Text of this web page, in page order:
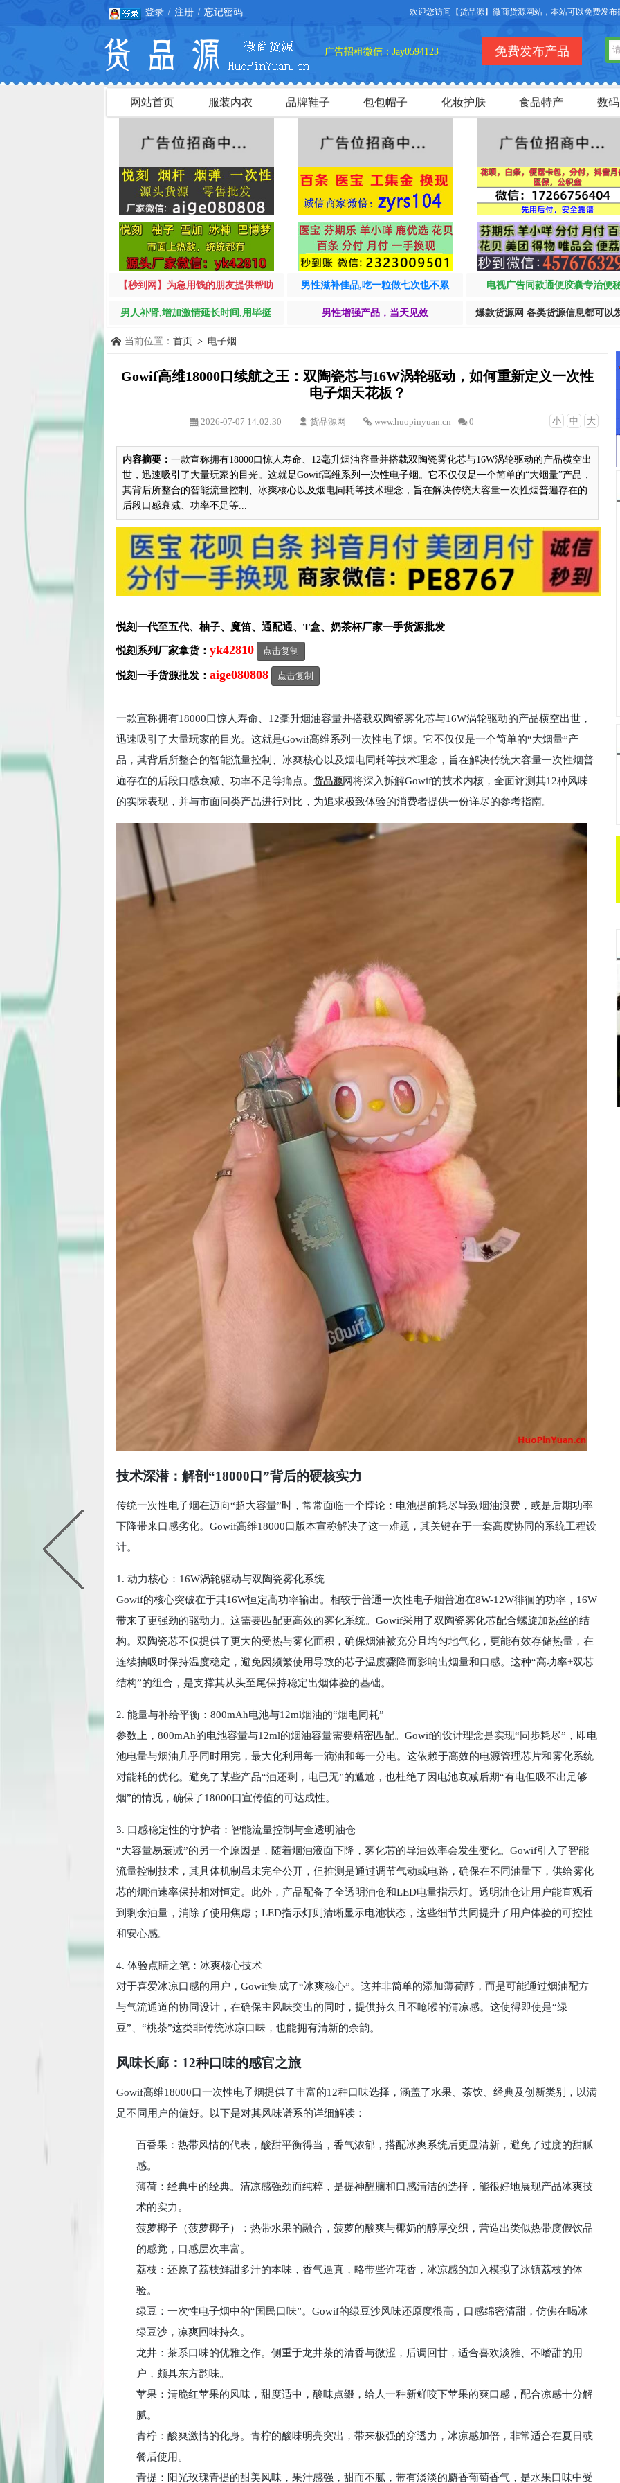
登录 / 注册 / 忘记密码 欢迎您访问【货品源】微商货源网站，本站可以免费发布微商货源
广告招租微信：Jay0594123 免费发布产品
网站首页 服装内衣 品牌鞋子 包包帽子 化妆护肤 食品特产 数
【秒到网】为急用钱的朋友提供帮助 男性滋补佳品,吃一粒做七次也不累 电视广告同款通便胶囊专治便
男人补肾,增加激情延长时间,用毕挺 男性增强产品，当天见效 爆款货源网 各类货源信息都可以
当前位置： 首页 > 电子烟
Gowif高维18000口续航之王：双陶瓷芯与16W涡轮驱动，如何重新定义一次性
电子烟天花板？
小 中 大
2026-07-07 14:02:30 货品源网 www.huopinyuan.cn 0
内容摘要： 一款宣称拥有18000口惊人寿命、12毫升烟油容量并搭载双陶瓷雾化芯与16W涡轮驱动的产品横空出
世，迅速吸引了大量玩家的目光。这就是Gowif高维系列一次性电子烟。它不仅仅是一个简单的“大烟量”产品，
其背后所整合的智能流量控制、冰爽核心以及烟电同耗等技术理念，旨在解决传统大容量一次性烟普遍存在的
后段口感衰减、功率不足等...
悦刻一代至五代、柚子、魔笛、通配通、T盒、奶茶杯厂家一手货源批发
悦刻系列厂家拿货： yk42810 点击复制
悦刻一手货源批发： aige080808 点击复制
一款宣称拥有18000口惊人寿命、12毫升烟油容量并搭载双陶瓷雾化芯与16W涡轮驱动的产品横空出世，
迅速吸引了大量玩家的目光。这就是Gowif高维系列一次性电子烟。它不仅仅是一个简单的“大烟量”产
品，其背后所整合的智能流量控制、冰爽核心以及烟电同耗等技术理念，旨在解决传统大容量一次性烟普
遍存在的后段口感衰减、功率不足等痛点。 货品源网将深入拆解Gowif的技术内核，全面评测其12种风味
的实际表现，并与市面同类产品进行对比，为追求极致体验的消费者提供一份详尽的参考指南。
技术深潜：解剖“18000口”背后的硬核实力
传统一次性电子烟在迈向“超大容量”时，常常面临一个悖论：电池提前耗尽导致烟油浪费，或是后期功率
下降带来口感劣化。Gowif高维18000口版本宣称解决了这一难题，其关键在于一套高度协同的系统工程设
计。
1. 动力核心：16W涡轮驱动与双陶瓷雾化系统
Gowif的核心突破在于其16W恒定高功率输出。相较于普通一次性电子烟普遍在8W-12W徘徊的功率，16W
带来了更强劲的驱动力。这需要匹配更高效的雾化系统。Gowif采用了双陶瓷雾化芯配合螺旋加热丝的结
构。双陶瓷芯不仅提供了更大的受热与雾化面积，确保烟油被充分且均匀地气化，更能有效存储热量，在
连续抽吸时保持温度稳定，避免因频繁使用导致的芯子温度骤降而影响出烟量和口感。这种“高功率+双芯
结构”的组合，是支撑其从头至尾保持稳定出烟体验的基础。
2. 能量与补给平衡：800mAh电池与12ml烟油的“烟电同耗”‍
参数上，800mAh的电池容量与12ml的烟油容量需要精密匹配。Gowif的设计理念是实现“同步耗尽”，即电
池电量与烟油几乎同时用完，最大化利用每一滴油和每一分电。这依赖于高效的电源管理芯片和雾化系统
对能耗的优化。避免了某些产品“油还剩，电已无”的尴尬，也杜绝了因电池衰减后期“有电但吸不出足够
烟”的情况，确保了18000口宣传值的可达成性。
3. 口感稳定性的守护者：智能流量控制与全透明油仓
“大容量易衰减”的另一个原因是，随着烟油液面下降，雾化芯的导油效率会发生变化。Gowif引入了智能
流量控制技术，其具体机制虽未完全公开，但推测是通过调节气动或电路，确保在不同油量下，供给雾化
芯的烟油速率保持相对恒定。此外，产品配备了全透明油仓和LED电量指示灯。透明油仓让用户能直观看
到剩余油量，消除了使用焦虑；LED指示灯则清晰显示电池状态，这些细节共同提升了用户体验的可控性
和安心感。
4. 体验点睛之笔：冰爽核心技术
对于喜爱冰凉口感的用户，Gowif集成了“冰爽核心”。这并非简单的添加薄荷醇，而是可能通过烟油配方
与气流通道的协同设计，在确保主风味突出的同时，提供持久且不呛喉的清凉感。这使得即使是“绿
豆”、“桃茶”这类非传统冰凉口味，也能拥有清新的余韵。
风味长廊：12种口味的感官之旅
Gowif高维18000口一次性电子烟提供了丰富的12种口味选择，涵盖了水果、茶饮、经典及创新类别，以满
足不同用户的偏好。以下是对其风味谱系的详细解读：
百香果：热带风情的代表，酸甜平衡得当，香气浓郁，搭配冰爽系统后更显清新，避免了过度的甜腻
感。
薄荷：经典中的经典。清凉感强劲而纯粹，是提神醒脑和口感清洁的选择，能很好地展现产品冰爽技
术的实力。
菠萝椰子（菠萝椰子）：热带水果的融合，菠萝的酸爽与椰奶的醇厚交织，营造出类似热带度假饮品
的感觉，口感层次丰富。
荔枝：还原了荔枝鲜甜多汁的本味，香气逼真，略带些许花香，冰凉感的加入模拟了冰镇荔枝的体
验。
绿豆：一次性电子烟中的“国民口味”。Gowif的绿豆沙风味还原度很高，口感绵密清甜，仿佛在喝冰
绿豆沙，凉爽回味持久。
龙井：茶系口味的优雅之作。侧重于龙井茶的清香与微涩，后调回甘，适合喜欢淡雅、不嗜甜的用
户，颇具东方韵味。
苹果：清脆红苹果的风味，甜度适中，酸味点缀，给人一种新鲜咬下苹果的爽口感，配合凉感十分解
腻。
青柠：酸爽激情的化身。青柠的酸味明亮突出，带来极强的穿透力，冰凉感加倍，非常适合在夏日或
餐后使用。
青提：阳光玫瑰青提的甜美风味，果汁感强，甜而不腻，带有淡淡的麝香葡萄香气，是水果口味中受